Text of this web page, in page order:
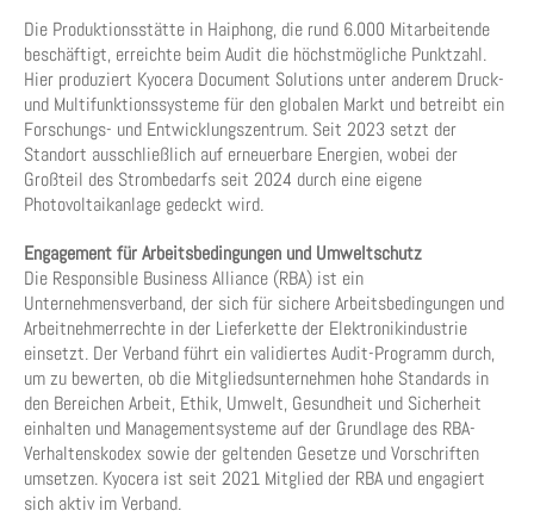
Die Produktionsstätte in Haiphong, die rund 6.000 Mitarbeitende
beschäftigt, erreichte beim Audit die höchstmögliche Punktzahl.
Hier produziert Kyocera Document Solutions unter anderem Druck-
und Multifunktionssysteme für den globalen Markt und betreibt ein
Forschungs- und Entwicklungszentrum. Seit 2023 setzt der
Standort ausschließlich auf erneuerbare Energien, wobei der
Großteil des Strombedarfs seit 2024 durch eine eigene
Photovoltaikanlage gedeckt wird.
Engagement für Arbeitsbedingungen und Umweltschutz
Die Responsible Business Alliance (RBA) ist ein
Unternehmensverband, der sich für sichere Arbeitsbedingungen und
Arbeitnehmerrechte in der Lieferkette der Elektronikindustrie
einsetzt. Der Verband führt ein validiertes Audit-Programm durch,
um zu bewerten, ob die Mitgliedsunternehmen hohe Standards in
den Bereichen Arbeit, Ethik, Umwelt, Gesundheit und Sicherheit
einhalten und Managementsysteme auf der Grundlage des RBA-
Verhaltenskodex sowie der geltenden Gesetze und Vorschriften
umsetzen. Kyocera ist seit 2021 Mitglied der RBA und engagiert
sich aktiv im Verband.